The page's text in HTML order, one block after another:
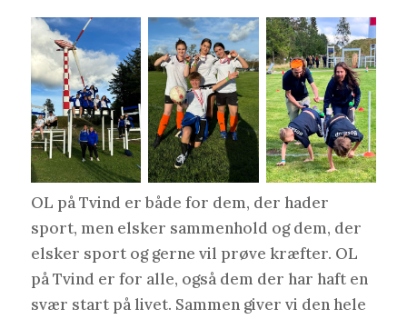
OL på Tvind er både for dem, der hader
sport, men elsker sammenhold og dem, der
elsker sport og gerne vil prøve kræfter. OL
på Tvind er for alle, også dem der har haft en
svær start på livet. Sammen giver vi den hele